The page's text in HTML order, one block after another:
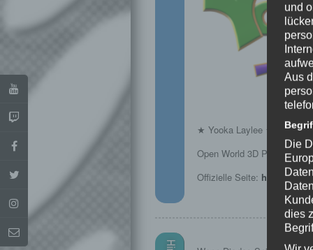
★ Yooka Laylee ★
Open World 3D Plattformer
Offizielle Seite: http://
und
Aus
Die
dies